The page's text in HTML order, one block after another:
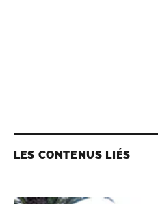
LES CONTENUS LIÉS